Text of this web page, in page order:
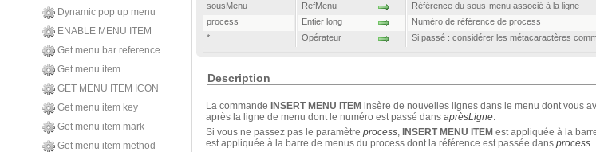
Dynamic pop up menu
ENABLE MENU ITEM
Get menu bar reference
Get menu item
GET MENU ITEM ICON
Get menu item key
Get menu item mark
Get menu item method
sousMenu
RefMenu
Référence du sous-menu associé à la ligne
process
Entier long
Numéro de référence de process
*
Opérateur Si passé : considérer les métacaractères
Description
La commande INSERT MENU ITEM insère de nouvelles lignes dans le menu dont vous
après la ligne de menu dont le numéro est passé dans aprèsLigne.
Si vous ne passez pas le paramètre process, INSERT MENU ITEM est appliquée à la
est appliquée à la barre de menus du process dont la référence est passée dans process.